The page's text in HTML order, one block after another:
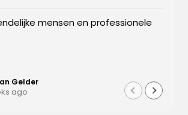
mensen en professionele
Gelder
ago